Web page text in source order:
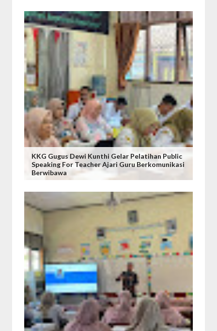
KKG Gugus Dewi Kunthi Gelar Pelatihan Public
Speaking For Teacher Ajari Guru Berkomunikasi
Berwibawa